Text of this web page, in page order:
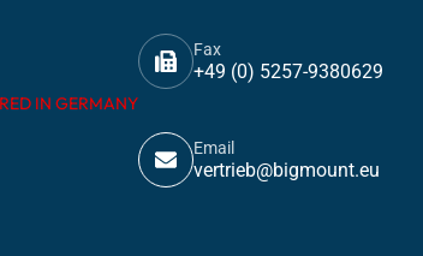
IN GERMANY
Fax
+49 (0) 5257-9380629
Email
vertrieb@bigmount.eu